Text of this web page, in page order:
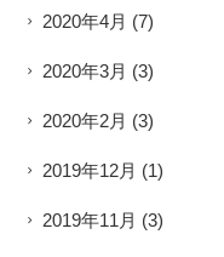
2020年4月 (7)
2020年3月 (3)
2020年2月 (3)
2019年12月 (1)
2019年11月 (3)